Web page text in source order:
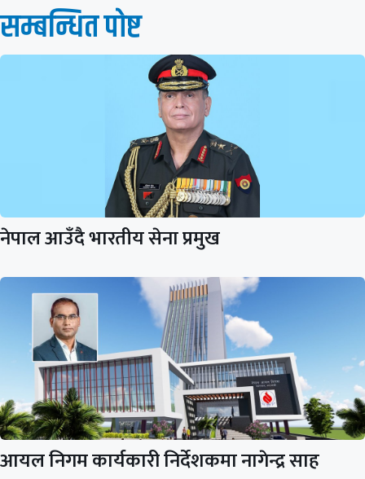
सम्बन्धित पाेष्ट
नेपाल आउँदै भारतीय सेना प्रमुख
आयल निगम कार्यकारी निर्देशकमा नागेन्द्र साह